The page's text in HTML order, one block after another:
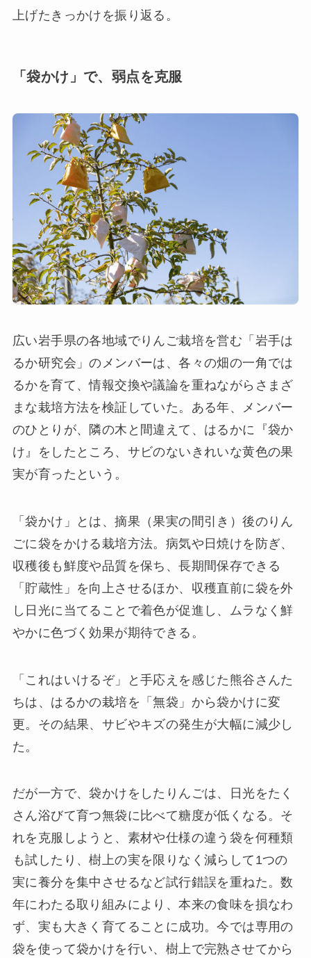
上げたきっかけを振り返る。
「袋かけ」で、弱点を克服
広い岩手県の各地域でりんご栽培を営む「岩手は
るか研究会」のメンバーは、各々の畑の一角では
るかを育て、情報交換や議論を重ねながらさまざ
まな栽培方法を検証していた。ある年、メンバー
のひとりが、隣の木と間違えて、はるかに『袋か
け』をしたところ、サビのないきれいな黄色の果
実が育ったという。
「袋かけ」とは、摘果（果実の間引き）後のりん
ごに袋をかける栽培方法。病気や日焼けを防ぎ、
収穫後も鮮度や品質を保ち、長期間保存できる
「貯蔵性」を向上させるほか、収穫直前に袋を外
し日光に当てることで着色が促進し、ムラなく鮮
やかに色づく効果が期待できる。
「これはいけるぞ」と手応えを感じた熊谷さんた
ちは、はるかの栽培を「無袋」から袋かけに変
更。その結果、サビやキズの発生が大幅に減少し
た。
だが一方で、袋かけをしたりんごは、日光をたく
さん浴びて育つ無袋に比べて糖度が低くなる。そ
れを克服しようと、素材や仕様の違う袋を何種類
も試したり、樹上の実を限りなく減らして1つの
実に養分を集中させるなど試行錯誤を重ねた。数
年にわたる取り組みにより、本来の食味を損なわ
ず、実も大きく育てることに成功。今では専用の
袋を使って袋かけを行い、樹上で完熟させてから